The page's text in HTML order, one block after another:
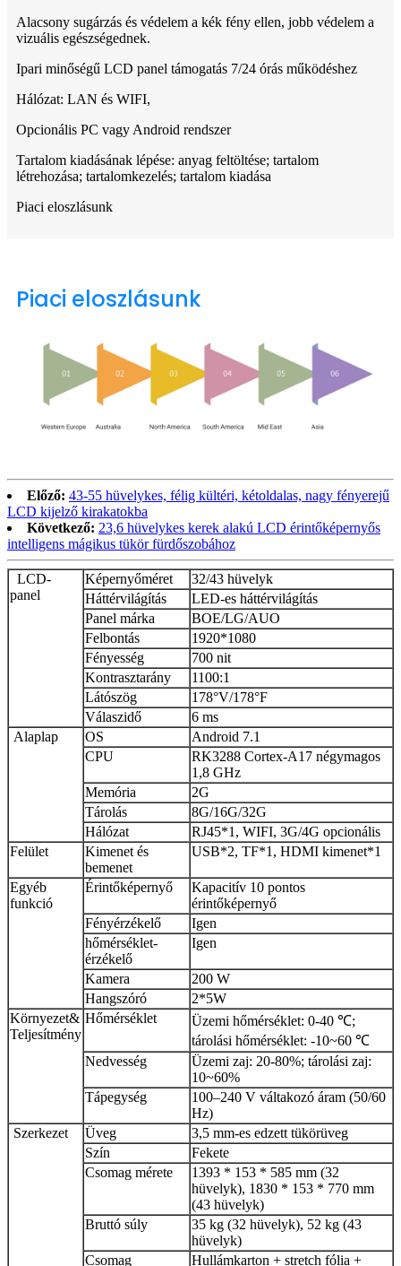
Alacsony sugárzás és védelem a kék fény ellen, jobb védelem a
vizuális egészségednek.
Ipari minőségű LCD panel támogatás 7/24 órás működéshez
Hálózat: LAN és WIFI,
Opcionális PC vagy Android rendszer
Tartalom kiadásának lépése: anyag feltöltése; tartalom
létrehozása; tartalomkezelés; tartalom kiadása
Piaci eloszlásunk
Piaci eloszlásunk
Előző: 43-55 hüvelykes, félig kültéri, kétoldalas, nagy fényerejű
LCD kijelző kirakatokba
Következő: 23,6 hüvelykes kerek alakú LCD érintőképernyős
intelligens mágikus tükör fürdőszobához
LCD-
panel
Képernyőméret
32/43 hüvelyk
Háttérvilágítás
LED-es háttérvilágítás
Panel márka
BOE/LG/AUO
Felbontás
1920*1080
Fényesség
700 nit
Kontrasztarány
1100:1
Látószög
178°V/178°F
Válaszidő
6 ms
Alaplap
OS
Android 7.1
CPU
RK3288 Cortex-A17 négymagos
1,8 GHz
Memória
2G
Tárolás
8G/16G/32G
Hálózat
RJ45*1, WIFI, 3G/4G opcionális
Felület
Kimenet és
bemenet
USB*2, TF*1, HDMI kimenet*1
Egyéb
funkció
Érintőképernyő
Kapacitív 10 pontos
érintőképernyő
Fényérzékelő
Igen
hőmérséklet-
érzékelő
Igen
Kamera
200 W
Hangszóró
2*5W
Környezet&
Teljesítmény
Hőmérséklet
Üzemi hőmérséklet: 0-40 ℃;
tárolási hőmérséklet: -10~60 ℃
Nedvesség
Üzemi zaj: 20-80%; tárolási zaj:
10~60%
Tápegység
100–240 V váltakozó áram (50/60
Hz)
Szerkezet
Üveg
3,5 mm-es edzett tükörüveg
Szín
Fekete
Csomag mérete
1393 * 153 * 585 mm (32
hüvelyk), 1830 * 153 * 770 mm
(43 hüvelyk)
Bruttó súly
35 kg (32 hüvelyk), 52 kg (43
hüvelyk)
Csomag
Hullámkarton + stretch fólia +